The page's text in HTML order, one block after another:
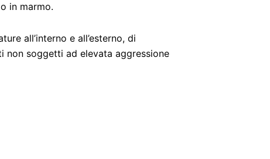
in marmo.
all’interno e all’esterno, di
non soggetti ad elevata aggressione